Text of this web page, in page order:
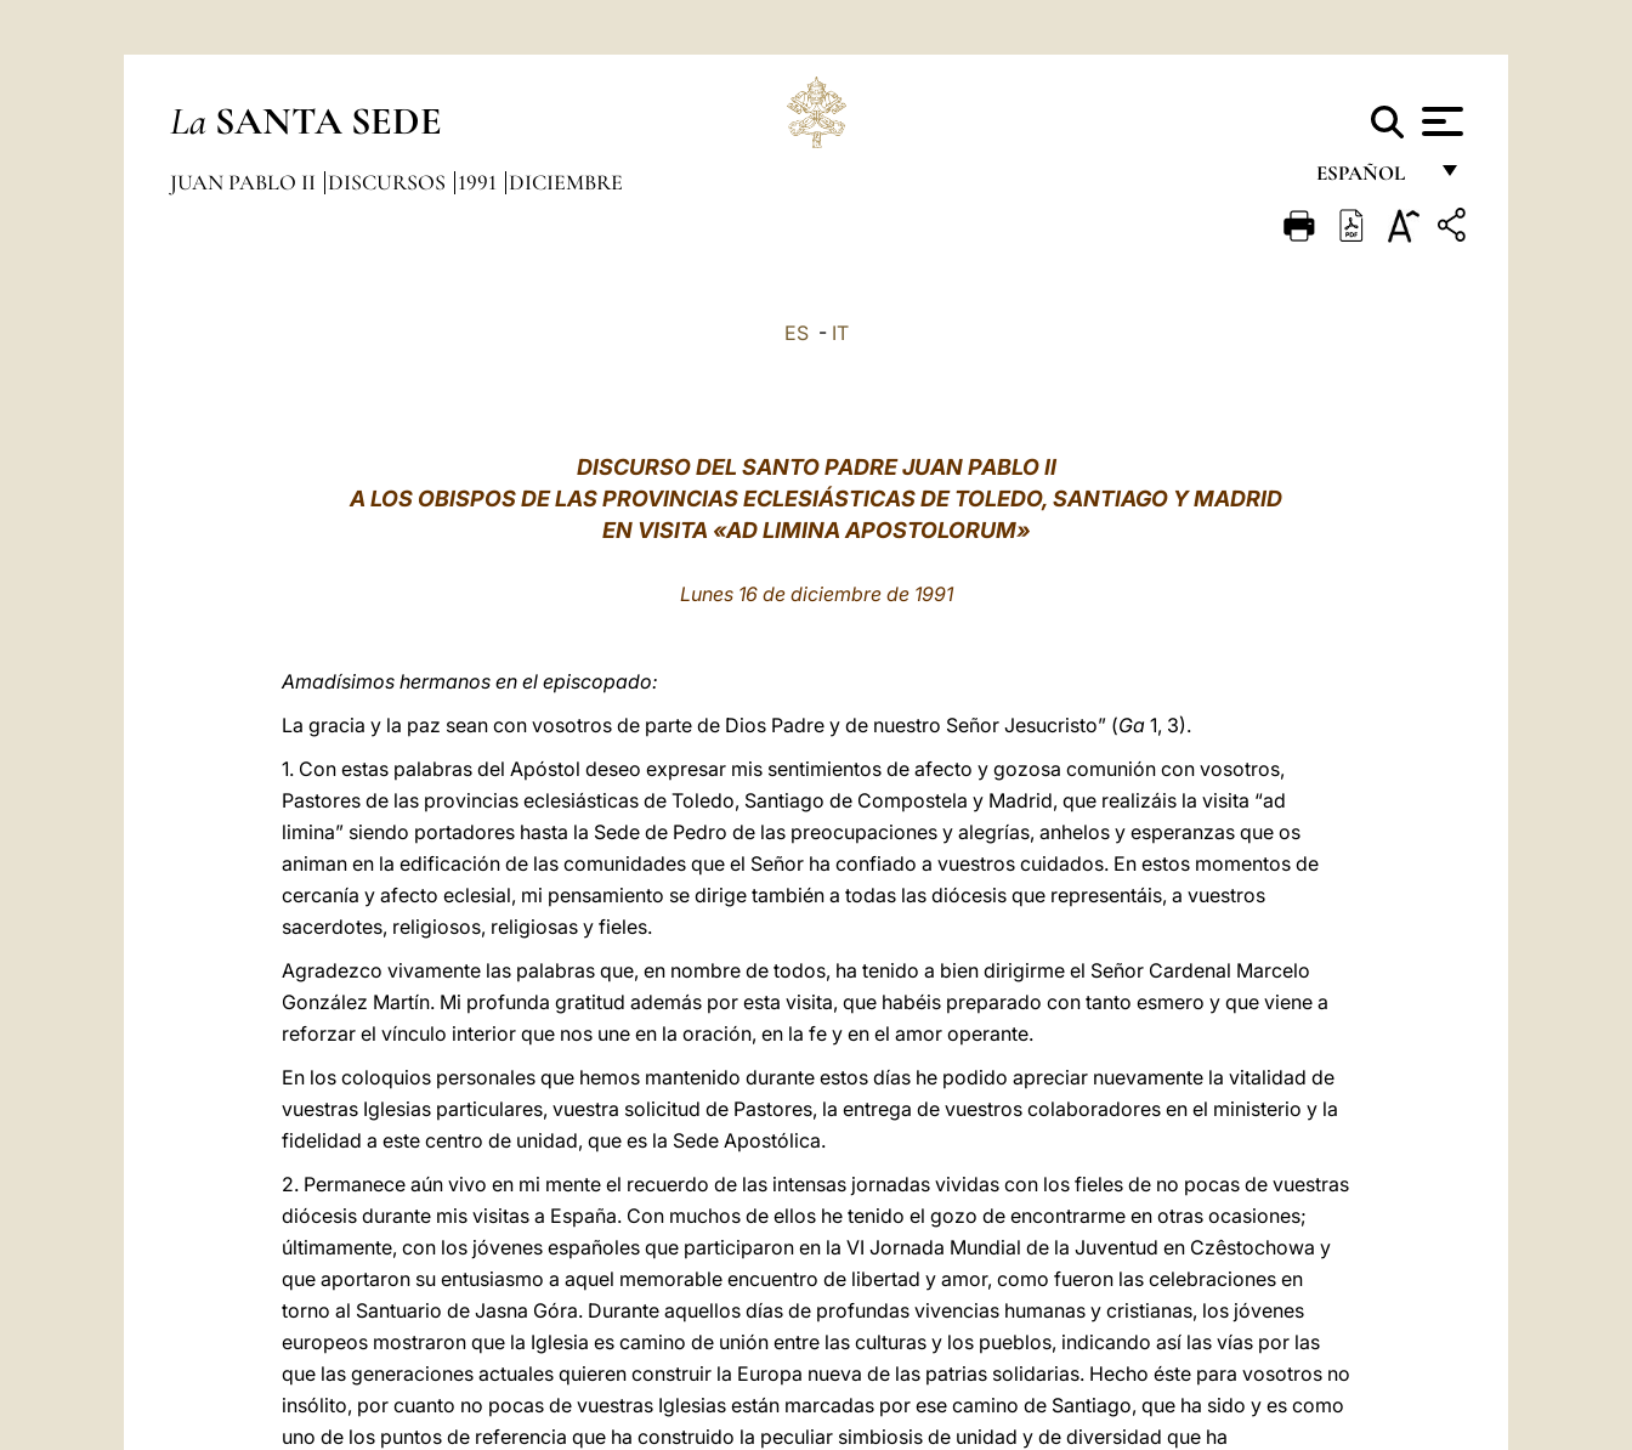
La SANTA SEDE
ESPAÑOL
FRANÇAIS
JUAN PABLO II DISCURSOS 1991 DICIEMBRE
ES- IT
DISCURSO DEL SANTO PADRE JUAN PABLO II
A LOS OBISPOS DE LAS PROVINCIAS ECLESIÁSTICAS DE TOLEDO, SANTIAGO Y MADRID
EN VISITA «AD LIMINA APOSTOLORUM»
Lunes 16 de diciembre de 1991
Amadísimos hermanos en el episcopado:
La gracia y la paz sean con vosotros de parte de Dios Padre y de nuestro Señor Jesucristo” (Ga 1, 3).
1. Con estas palabras del Apóstol deseo expresar mis sentimientos de afecto y gozosa comunión con vosotros,
Pastores de las provincias eclesiásticas de Toledo, Santiago de Compostela y Madrid, que realizáis la visita “ad
limina” siendo portadores hasta la Sede de Pedro de las preocupaciones y alegrías, anhelos y esperanzas que os
animan en la edificación de las comunidades que el Señor ha confiado a vuestros cuidados. En estos momentos de
cercanía y afecto eclesial, mi pensamiento se dirige también a todas las diócesis que representáis, a vuestros
sacerdotes, religiosos, religiosas y fieles.
Agradezco vivamente las palabras que, en nombre de todos, ha tenido a bien dirigirme el Señor Cardenal Marcelo
González Martín. Mi profunda gratitud además por esta visita, que habéis preparado con tanto esmero y que viene a
reforzar el vínculo interior que nos une en la oración, en la fe y en el amor operante.
En los coloquios personales que hemos mantenido durante estos días he podido apreciar nuevamente la vitalidad de
vuestras Iglesias particulares, vuestra solicitud de Pastores, la entrega de vuestros colaboradores en el ministerio y la
fidelidad a este centro de unidad, que es la Sede Apostólica.
2. Permanece aún vivo en mi mente el recuerdo de las intensas jornadas vividas con los fieles de no pocas de vuestras
diócesis durante mis visitas a España. Con muchos de ellos he tenido el gozo de encontrarme en otras ocasiones;
últimamente, con los jóvenes españoles que participaron en la VI Jornada Mundial de la Juventud en Czêstochowa y
que aportaron su entusiasmo a aquel memorable encuentro de libertad y amor, como fueron las celebraciones en
torno al Santuario de Jasna Góra. Durante aquellos días de profundas vivencias humanas y cristianas, los jóvenes
europeos mostraron que la Iglesia es camino de unión entre las culturas y los pueblos, indicando así las vías por las
que las generaciones actuales quieren construir la Europa nueva de las patrias solidarias. Hecho éste para vosotros no
insólito, por cuanto no pocas de vuestras Iglesias están marcadas por ese camino de Santiago, que ha sido y es como
uno de los puntos de referencia que ha construido la peculiar simbiosis de unidad y de diversidad que ha